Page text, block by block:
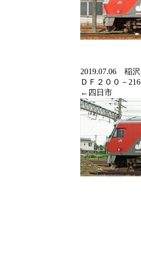
2019.07.06 稲沢
ＤＦ２００－216
←四日市